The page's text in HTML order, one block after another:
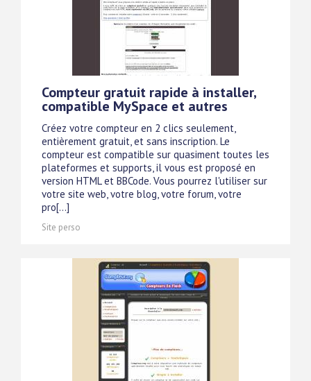
Compteur gratuit rapide à installer,
compatible MySpace et autres
Créez votre compteur en 2 clics seulement,
entièrement gratuit, et sans inscription. Le
compteur est compatible sur quasiment toutes les
plateformes et supports, il vous est proposé en
version HTML et BBCode. Vous pourrez l'utiliser sur
votre site web, votre blog, votre forum, votre
pro[...]
Site perso